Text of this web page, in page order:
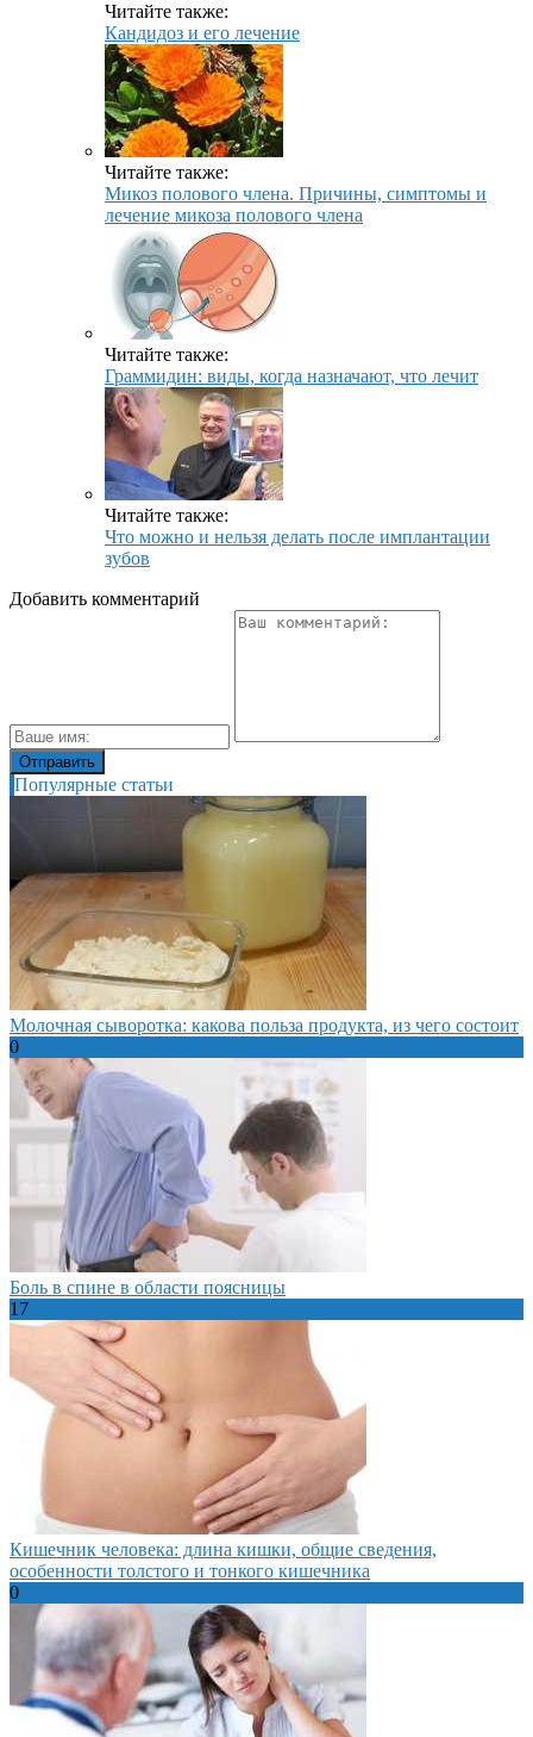
Читайте также:
Кандидоз и его лечение
Читайте также:
Микоз полового члена. Причины, симптомы и
лечение микоза полового члена
Читайте также:
Граммидин: виды, когда назначают, что лечит
Читайте также:
Что можно и нельзя делать после имплантации
зубов
Добавить комментарий
Популярные статьи
Молочная сыворотка: какова польза продукта, из чего состоит
0
Боль в спине в области поясницы
17
Кишечник человека: длина кишки, общие сведения,
особенности толстого и тонкого кишечника
0